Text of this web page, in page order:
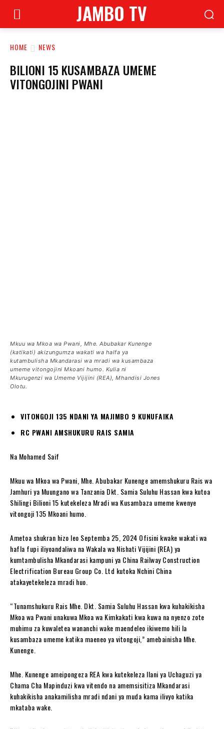
JAMBO TV
HOME NEWS
BILIONI 15 KUSAMBAZA UMEME
VITONGOJINI PWANI
Mkuu wa Mkoa wa Pwani, Mhe. Abubakar Kunenge
(katikati) akizungumza wakati wa halfa ya
kutambulisha Mkandarasi wa mradi wa kusambaza
umeme vitongojini Mkoani humo. Kulia ni
Mkurugenzi wa Umeme Vijijini (REA), Mhandisi Jones
Olotu.
VITONGOJI 135 NDANI YA MAJIMBO 9 KUNUFAIKA
RC PWANI AMSHUKURU RAIS SAMIA
Na Mohamed Saif
Mkuu wa Mkoa wa Pwani, Mhe. Abubakar Kunenge amemshukuru Rais wa
Jamhuri ya Muungano wa Tanzania Dkt. Samia Suluhu Hassan kwa kutoa
Shilingi Bilioni 15 kutekeleza Mradi wa Kusambaza umeme kwenye
vitongoji 135 Mkoani humo.
Ametoa shukran hizo leo Septemba 25, 2024 Ofisini kwake wakati wa
hafla fupi iliyoandaliwa na Wakala wa Nishati Vijijini (REA) ya
kumtambulisha Mkandarasi kampuni ya China Railway Construction
Electrification Bureau Group Co. Ltd kutoka Nchini China
atakayetekeleza mradi huo.
“Tunamshukuru Rais Mhe. Dkt. Samia Suluhu Hassan kwa kuhakikisha
Mkoa wa Pwani unakuwa Mkoa wa Kimkakati kwa kuwa na nyenzo zote
muhimu za kuwaletea wananchi wake maendeleo ikiwemo hili la
kusambaza umeme katika maeneo ya vitongoji,” amebainisha Mhe.
Kunenge.
Mhe. Kunenge ameipongeza REA kwa kutekeleza Ilani ya Uchaguzi ya
Chama Cha Mapinduzi kwa vitendo na amemsisitiza Mkandarasi
kuhakikisha anakamilisha mradi ndani ya muda kama ilivyo katika
mkataba wake.